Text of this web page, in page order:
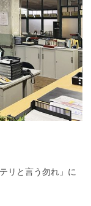
リと言う勿れ」に